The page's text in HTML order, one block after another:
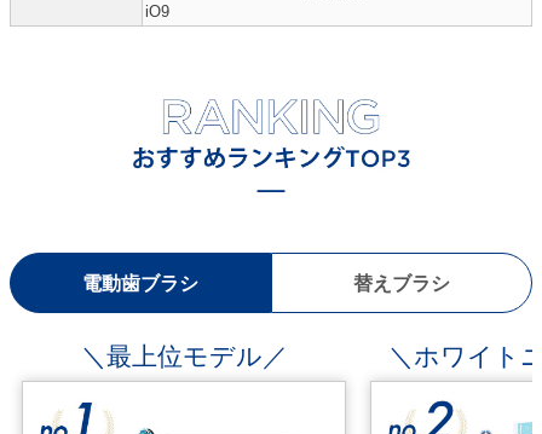
iO9
電動歯ブラシ 替えブラシ